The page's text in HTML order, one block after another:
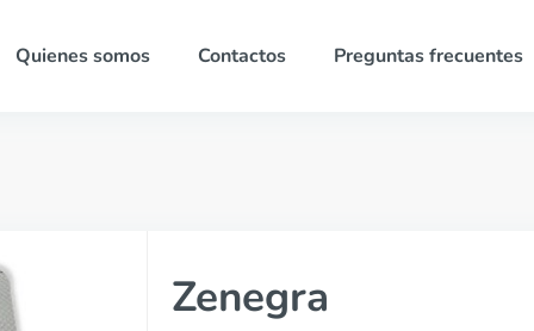
Quienes somos Contactos Preguntas frecuentes
Zenegra